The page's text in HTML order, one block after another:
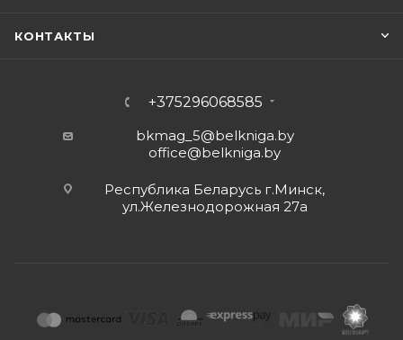
КОНТАКТЫ
+375296068585
bkmag_5@belkniga.by
office@belkniga.by
Республика Беларусь г.Минск,
ул.Железнодорожная 27а